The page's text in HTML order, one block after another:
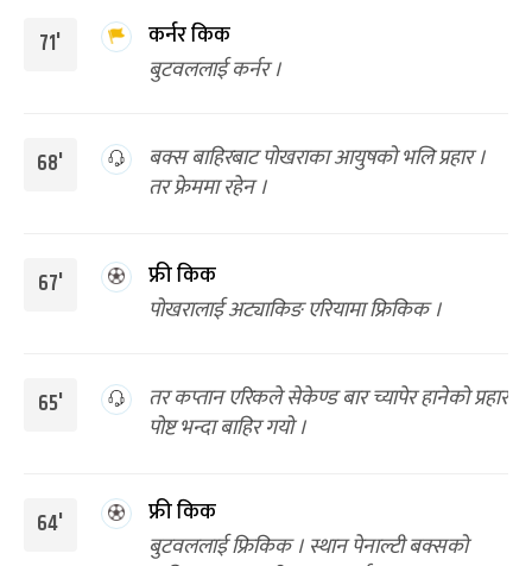
71'
कर्नर किक
बुटवललाई कर्नर ।
68'
बक्स बाहिरबाट पोखराका आयुषको भलि प्रहार ।
तर फ्रेममा रहेन ।
67'
फ्री किक
पोखरालाई अट्याकिङ एरियामा फ्रिकिक ।
65'
तर कप्तान एरिकले सेकेण्ड बार च्यापेर हानेको प्रहार
पोष्ट भन्दा बाहिर गयो ।
64'
फ्री किक
बुटवललाई फ्रिकिक । स्थान पेनाल्टी बक्सको